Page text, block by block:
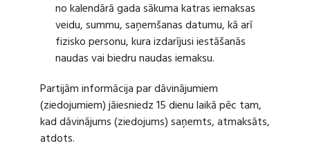
no kalendārā gada sākuma katras iemaksas
veidu, summu, saņemšanas datumu, kā arī
fizisko personu, kura izdarījusi iestāšanās
naudas vai biedru naudas iemaksu.
Partijām informācija par dāvinājumiem
(ziedojumiem) jāiesniedz 15 dienu laikā pēc tam,
kad dāvinājums (ziedojums) saņemts, atmaksāts,
atdots.